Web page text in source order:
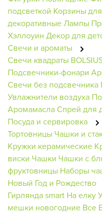
подсветкой Корзины
декоративныеЛампы
Хэллоуин Декор для
Свечи и ароматы
Свечи квадраты
Подсвечники-фонари
Свечи без подсвечника
Увлажнители воздуха
АромамаслаСпрей для
Посуда и сервировка
Тортовницы Чашки и
Кружки керамические
виски Чашки Чашки с
фруктовницы Наборы
Новый Год и Рождество
Гирлянда smart На елку
мешки новогодние Все